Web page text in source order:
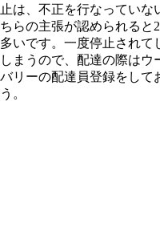
は、不正を行なっていな
らの主張が認められると
いです。一度停止されて
まうので、配達の際はウ
リーの配達員登録をして
。